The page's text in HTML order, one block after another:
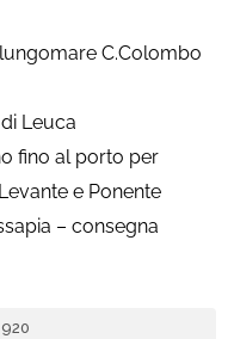
C.Colombo
Leuca
fino al porto per
e Ponente
– consegna